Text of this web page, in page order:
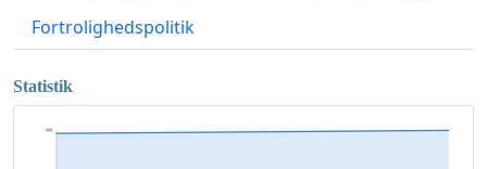
Fortrolighedspolitik
Statistik
44